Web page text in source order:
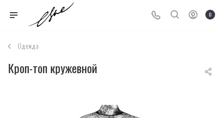
0
Одежда
Кроп-топ кружевной